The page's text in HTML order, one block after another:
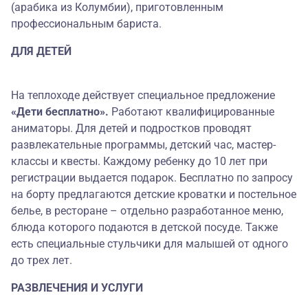
(арабика из Колумбии), приготовленным
профессиональным бариста.
ДЛЯ ДЕТЕЙ
На теплоходе действует специальное предложение
«Дети бесплатно». Работают квалифицированные
аниматоры. Для детей и подростков проводят
развлекательные программы, детский час, мастер-
классы и квесты. Каждому ребенку до 10 лет при
регистрации выдается подарок. Бесплатно по запросу
на борту предлагаются детские кроватки и постельное
белье, в ресторане – отдельно разработанное меню,
блюда которого подаются в детской посуде. Также
есть специальные стульчики для малышей от одного
до трех лет.
РАЗВЛЕЧЕНИЯ И УСЛУГИ